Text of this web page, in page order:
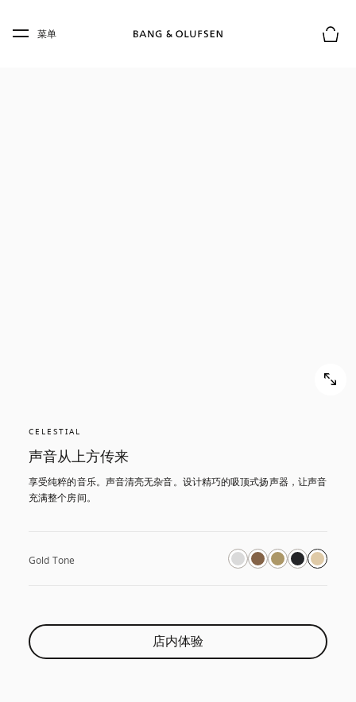
Skip to main footer
菜单
CELESTIAL
声音从上方传来
享受纯粹的音乐。声音清亮无杂音。设计精巧的吸顶式扬声器，让声音
充满整个房间。
Gold Tone
店内体验